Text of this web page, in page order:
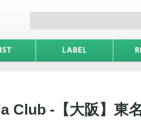
Club -【大阪】東